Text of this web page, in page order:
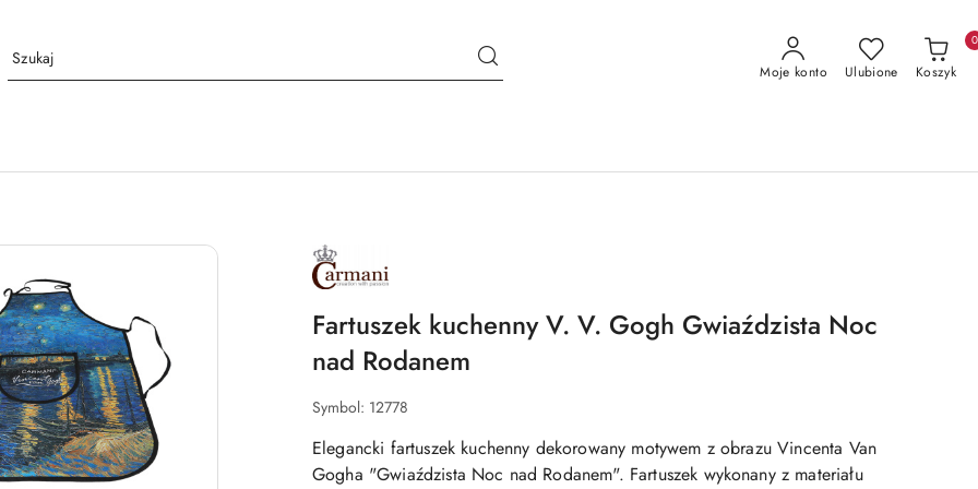
Moje konto Ulubione Koszyk
0
NAZWA
PRODUCENTA:
CARMANI
Fartuszek kuchenny V. V. Gogh Gwiaździsta Noc
nad Rodanem
Symbol: 12778
Elegancki fartuszek kuchenny dekorowany motywem z obrazu Vincenta Van
Gogha "Gwiaździsta Noc nad Rodanem". Fartuszek wykonany z materiału